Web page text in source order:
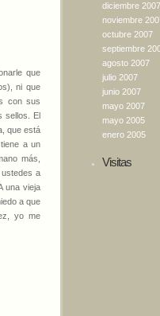
que
ni que
con sus
sellos. El
que está
a un
más,
a
una vieja
a que
yo me
diciembre 2007
noviembre
octubre 2007
septiembre
agosto 2007
julio 2007
junio 2007
mayo 2007
mayo 2005
enero 2005
Visitas